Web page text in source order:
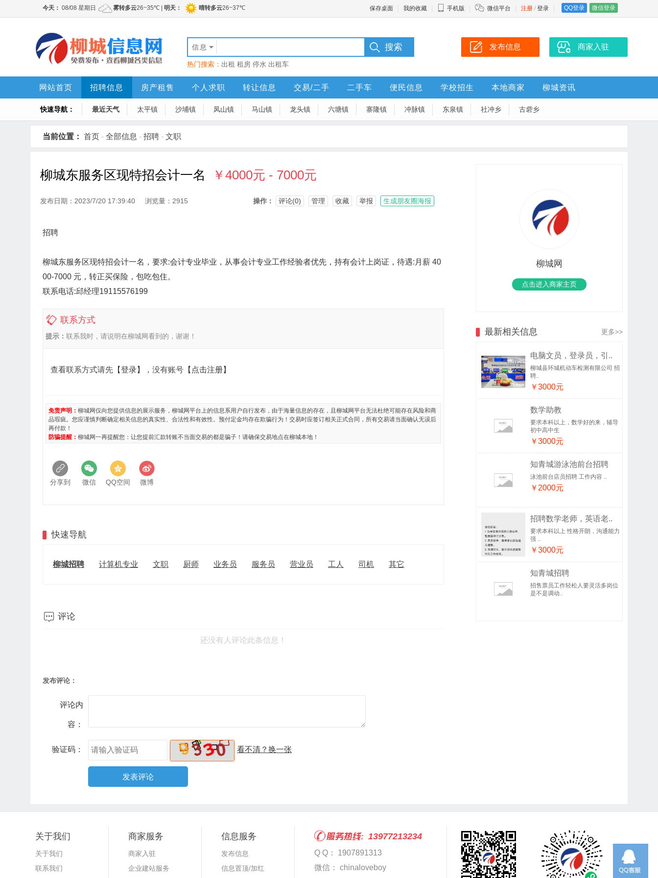
保存桌面 我的收藏 手机版 微信平台 注册 / 登录 QQ登录 微信登录
信息
热门搜索： 出租 租房 停水 出租车
发布信息 商家入驻
网站首页 招聘信息 房产租售 个人求职 转让信息 交易/二手 二手车 便民信息 学校招生 本地商家 柳城资讯
快速导航： 最近天气 太平镇 沙埔镇 凤山镇 马山镇 龙头镇 六塘镇 寨隆镇 冲脉镇 东泉镇 社冲乡 古砦乡
当前位置： 首页 - 全部信息 - 招聘 - 文职
柳城东服务区现特招会计一名 ￥4000元 - 7000元
发布日期：2023/7/20 17:39:40 浏览量：2915 操作： 评论(0) 管理 收藏 举报 生成朋友圈海报
招聘
柳城东服务区现特招会计一名，要求:会计专业毕业，从事会计专业工作经验者优先，持有会计上岗证，待遇:月薪 40
00-7000 元，转正买保险，包吃包住。
联系电话:邱经理19115576199
联系方式
提示： 联系我时，请说明在柳城网看到的，谢谢！
查看联系方式请先 【登录】 ，没有账号 【点击注册】
免责声明： 柳城网仅向您提供信息的展示服务，柳城网平台上的信息系用户自行发布，由于海量信息的存在，且柳城网平台无法杜绝可能存在风险和商
品瑕疵。您应谨慎判断确定相关信息的真实性、合法性和有效性。预付定金均存在欺骗行为！交易时应签订相关正式合同，所有交易请当面确认无误后
再付款！
防骗提醒： 柳城网一再提醒您：让您提前汇款转账不当面交易的都是骗子！请确保交易地点在柳城本地！
分享到 微信 QQ空间 微博
快速导航
柳城招聘 计算机专业 文职 厨师 业务员 服务员 营业员 工人 司机 其它
 评论
还没有人评论此条信息！
发布评论：
评论内
容：
验证码： 看不清？换一张
柳城网
点击进入商家主页
最新相关信息 更多>>
电脑文员，登录员，引..
柳城县环城机动车检测有限公司 招
聘..
￥3000元
数学助教
要求本科以上，数学好的来，辅导
初中高中生
￥3000元
知青城游泳池前台招聘
泳池前台店员招聘 工作内容 ..
￥2000元
招聘数学老师，英语老..
要求本科以上 性格开朗，沟通能力
强 ..
￥3000元
知青城招聘
招售票员工作轻松人要灵活多岗位
是不是调动..
关于我们
关于我们
联系我们
商家服务
商家入驻
企业建站服务
信息服务
发布信息
信息置顶/加红
13977213234
Q Q： 1907891313
微信： chinaloveboy